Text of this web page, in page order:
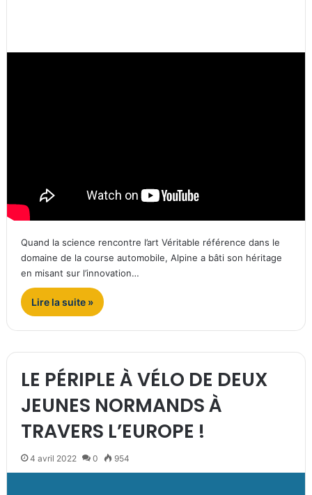
Quand la science rencontre l’art Véritable référence dans le
domaine de la course automobile, Alpine a bâti son héritage
en misant sur l’innovation…
Lire la suite »
LE PÉRIPLE À VÉLO DE DEUX
JEUNES NORMANDS À
TRAVERS L’EUROPE !
4 avril 2022 0 954